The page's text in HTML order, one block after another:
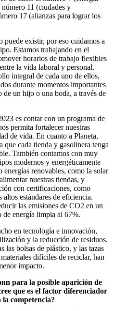
11 (ciudades y
17 (alianzas para lograr los
puede existir, por eso cuidamos a
Estamos trabajando en el
horarios de trabajo flexibles
la vida laboral y personal.
integral de cada uno de ellos,
durante momentos importantes
de un hijo o una boda, a través de
es contar con un programa de
permita fortalecer nuestras
de vida. En cuanto a Planeta,
que cada tienda y gasolinera tenga
También contamos con muy
modernos y energéticamente
energías renovables, como la solar
nuestras tiendas, y
con certificaciones, como
estándares de eficiencia.
las emisiones de CO2 en un
de energía limpia al 67%.
en tecnología e innovación,
y la reducción de residuos.
las bolsas de plástico, y las tazas
difíciles de reciclar, han
impacto.
para la posible aparición de
que es el factor diferenciador
la competencia?